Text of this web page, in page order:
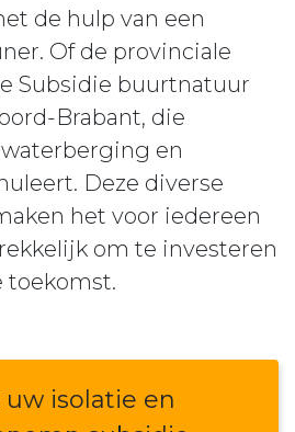
de hulp van een
Of de provinciale
Subsidie buurtnatuur
Brabant, die
en
Deze diverse
het voor iedereen
om te investeren
toekomst.
uw isolatie en